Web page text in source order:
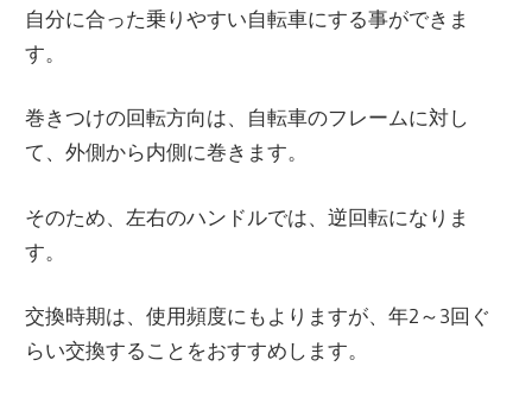
自分に合った乗りやすい自転車にする事ができま
す。
巻きつけの回転方向は、自転車のフレームに対し
て、外側から内側に巻きます。
そのため、左右のハンドルでは、逆回転になりま
す。
交換時期は、使用頻度にもよりますが、年2～3回ぐ
らい交換することをおすすめします。